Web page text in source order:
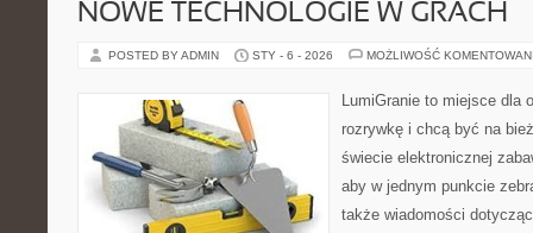
NOWE TECHNOLOGIE W GRACH
POSTED BY ADMIN STY - 6 - 2026 MOŻLIWOŚĆ
LumiGranie to miejsce dla
rozrywkę i chcą być na
świecie elektronicznej
aby w jednym punkcie
także wiadomości